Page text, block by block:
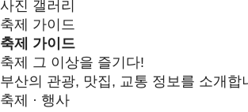
사진 갤러리
축제 가이드
축제 가이드
축제 그 이상을 즐기다!
부산의 관광, 맛집, 교통 정보를 소개합
축제 · 행사